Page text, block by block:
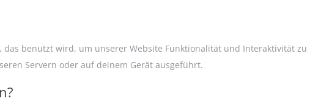
das benutzt wird, um unserer Website Funktionalität und Interaktivität zu
Servern oder auf deinem Gerät ausgeführt.